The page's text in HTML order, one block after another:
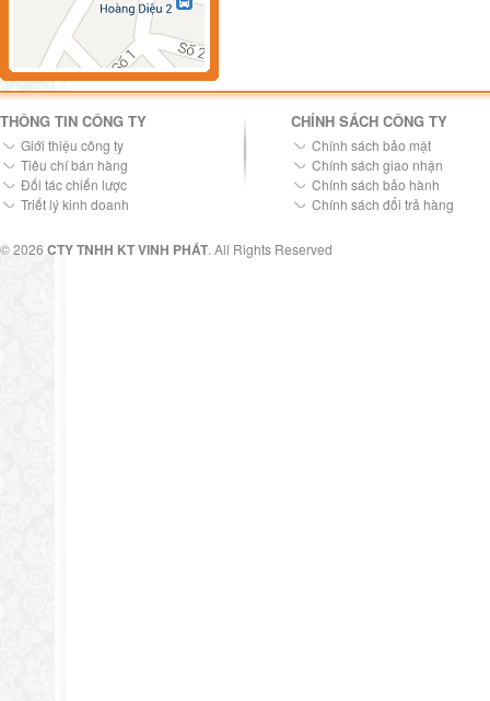
THÔNG TIN CÔNG TY
Giới thiệu công ty
Tiêu chí bán hàng
Đối tác chiến lược
Triết lý kinh doanh
CHÍNH SÁCH CÔNG TY
Chính sách bảo mật
Chính sách giao nhận
Chính sách bảo hành
Chính sách đổi trả hàng
© 2026 CTY TNHH KT VINH PHÁT. All Rights Reserved